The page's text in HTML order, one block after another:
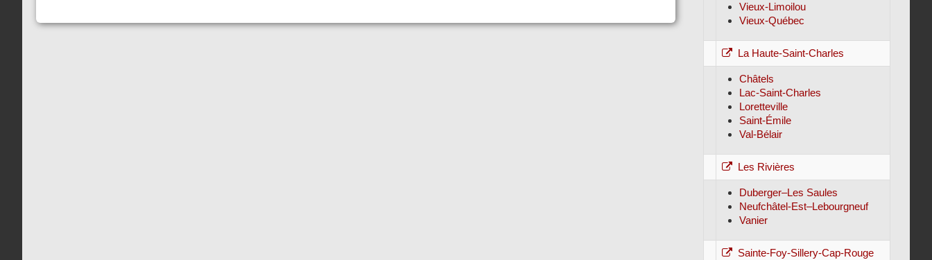
Vieux-Limoilou
Vieux-Québec
La Haute-Saint-Charles
Châtels
Lac-Saint-Charles
Loretteville
Saint-Émile
Val-Bélair
Les Rivières
Duberger–Les Saules
Neufchâtel-Est–Lebourgneuf
Vanier
Sainte-Foy-Sillery-Cap-Rouge